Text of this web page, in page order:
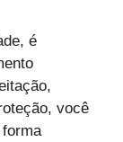
é
você